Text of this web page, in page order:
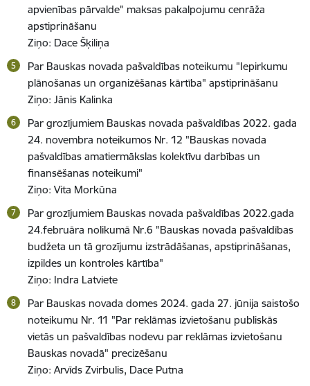
apvienības pārvalde" maksas pakalpojumu cenrāža
apstiprināšanu
Ziņo: Dace Šķiliņa
Par Bauskas novada pašvaldības noteikumu "Iepirkumu
plānošanas un organizēšanas kārtība" apstiprināšanu
Ziņo: Jānis Kalinka
Par grozījumiem Bauskas novada pašvaldības 2022. gada
24. novembra noteikumos Nr. 12 "Bauskas novada
pašvaldības amatiermākslas kolektīvu darbības un
finansēšanas noteikumi"
Ziņo: Vita Morkūna
Par grozījumiem Bauskas novada pašvaldības 2022.gada
24.februāra nolikumā Nr.6 "Bauskas novada pašvaldības
budžeta un tā grozījumu izstrādāšanas, apstiprināšanas,
izpildes un kontroles kārtība"
Ziņo: Indra Latviete
Par Bauskas novada domes 2024. gada 27. jūnija saistošo
noteikumu Nr. 11 "Par reklāmas izvietošanu publiskās
vietās un pašvaldības nodevu par reklāmas izvietošanu
Bauskas novadā" precizēšanu
Ziņo: Arvīds Zvirbulis, Dace Putna